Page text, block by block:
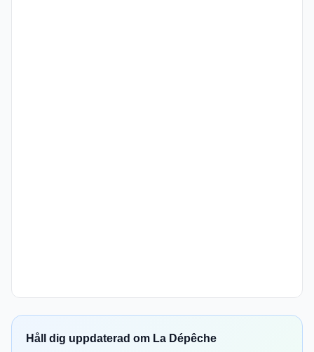
Håll dig uppdaterad om La Dépêche